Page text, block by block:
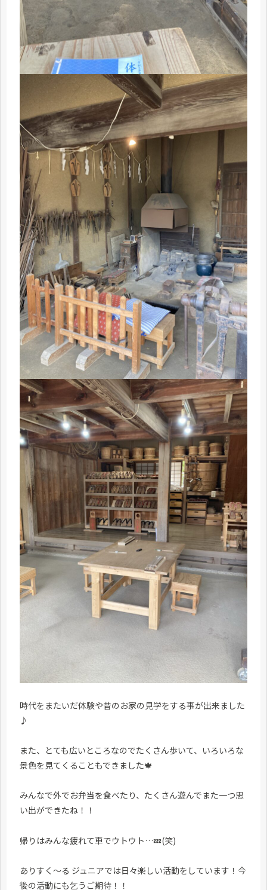
時代をまたいだ体験や昔のお家の見学をする事が出来ました
♪
また、とても広いところなのでたくさん歩いて、いろいろな
景色を見てくることもできました🍁
みんなで外でお弁当を食べたり、たくさん遊んでまた一つ思
い出ができたね！！
帰りはみんな疲れて車でウトウト…💤(笑)
ありすく～る ジュニアでは日々楽しい活動をしています！今
後の活動にも乞うご期待！！